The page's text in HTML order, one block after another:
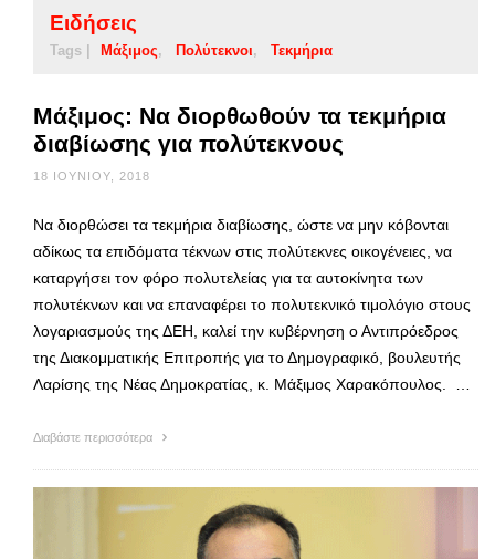
Ειδήσεις
Tags | Μάξιμος Πολύτεκνοι Τεκμήρια
Μάξιμος: Να διορθωθούν τα τεκμήρια
διαβίωσης για πολύτεκνους
18 ΙΟΥΝΊΟΥ, 2018
Να διορθώσει τα τεκμήρια διαβίωσης, ώστε να μην κόβονται
αδίκως τα επιδόματα τέκνων στις πολύτεκνες οικογένειες, να
καταργήσει τον φόρο πολυτελείας για τα αυτοκίνητα των
πολυτέκνων και να επαναφέρει το πολυτεκνικό τιμολόγιο στους
λογαριασμούς της ΔΕΗ, καλεί την κυβέρνηση ο Αντιπρόεδρος
της Διακομματικής Επιτροπής για το Δημογραφικό, βουλευτής
Λαρίσης της Νέας Δημοκρατίας, κ. Μάξιμος Χαρακόπουλος. …
Διαβάστε περισσότερα